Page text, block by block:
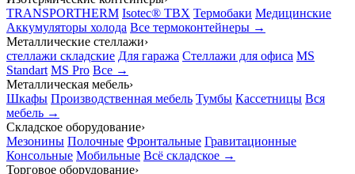
TRANSPORTHERM Isotec® TBX Термобаки Медицинские
Аккумуляторы холода Все термоконтейнеры →
Металлические стеллажи›
стеллажи складские Для гаража Стеллажи для офиса MS
Standart MS Pro Все →
Металлическая мебель›
Шкафы Производственная мебель Тумбы Кассетницы Вся
мебель →
Складское оборудование›
Мезонины Полочные Фронтальные Гравитационные
Консольные Мобильные Всё складское →
Торговое оборудование›